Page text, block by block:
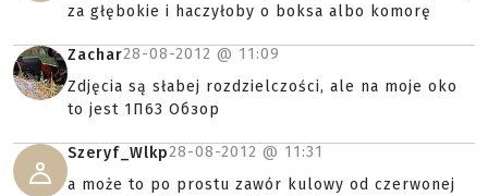
za głębokie i haczyłoby o boksa albo komorę
Zachar28-08-2012 @ 11:09
Zdjęcia są słabej rozdzielczości, ale na moje oko
to jest 1П63 Обзор
Szeryf_Wlkp28-08-2012 @ 11:31
a może to po prostu zawór kulowy od czerwonej